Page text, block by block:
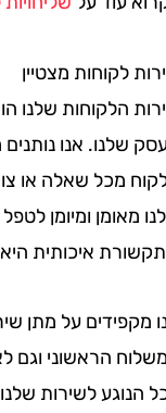
מצטיין
שלנו הוא
אנו נותנים
שאלה או צורך
ומיומן לטפל
איכותית היא
על מתן שירות
הראשוני וגם לאחר
לשירות שלנו